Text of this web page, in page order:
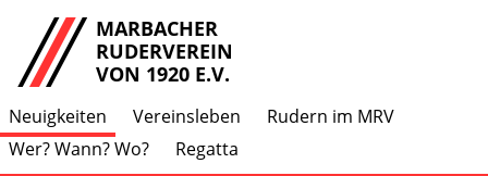
MARBACHER
RUDERVEREIN
VON 1920 E.V.
Neuigkeiten Vereinsleben
Rudern im MRV
Wer? Wann? Wo?
Regatta